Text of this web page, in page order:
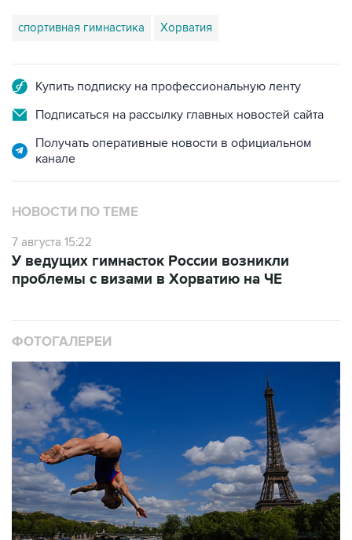
спортивная гимнастика Хорватия
Купить подписку на профессиональную ленту
Подписаться на рассылку главных новостей сайта
Получать оперативные новости в официальном
канале
НОВОСТИ ПО ТЕМЕ
7 августа 15:22
У ведущих гимнасток России возникли
проблемы с визами в Хорватию на ЧЕ
ФОТОГАЛЕРЕИ